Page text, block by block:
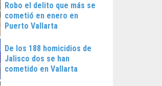
Robo el delito que más se
cometió en enero en
Puerto Vallarta
De los 188 homicidios de
Jalisco dos se han
cometido en Vallarta